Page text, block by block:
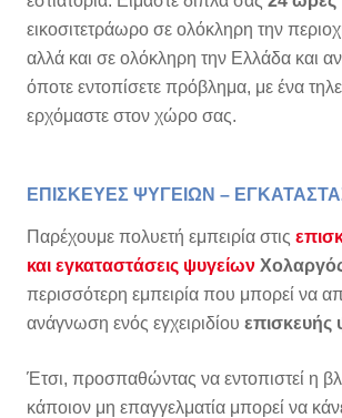
εικοσιτετράωρο σε ολόκληρη την
αλλά και σε ολόκληρη την Ελλάδα και
όποτε εντοπίσετε πρόβλημα, με ένα
ερχόμαστε στον χώρο σας.
ΕΠΙΣΚΕΥΕΣ ΨΥΓΕΙΩΝ –
Παρέχουμε πολυετή εμπειρία στις
και εγκαταστάσεις ψυγείων
περισσότερη εμπειρία που μπορεί να
ανάγνωση ενός εγχειριδίου επισκευής
Έτσι, προσπαθώντας να εντοπιστεί η
κάποιον μη επαγγελματία μπορεί να